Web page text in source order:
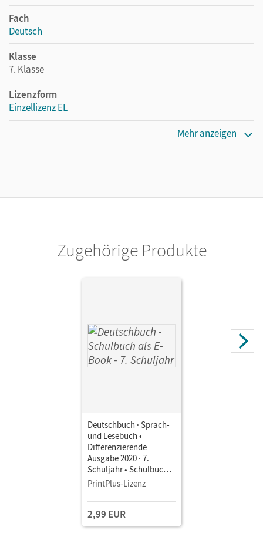
Fach
Deutsch
Klasse
7. Klasse
Lizenzform
Einzellizenz EL
Mehr anzeigen
Zugehörige Produkte
Deutschbuch · Sprach-
und Lesebuch •
Differenzierende
Ausgabe 2020 · 7.
Schuljahr • Schulbuch
als E-Book Mit Medien
PrintPlus-Lizenz
2,99 EUR